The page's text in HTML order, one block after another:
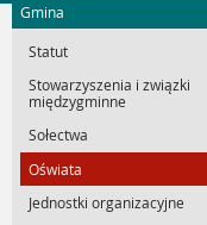
Gmina
Statut
Stowarzyszenia i związki
międzygminne
Sołectwa
Oświata
Jednostki organizacyjne